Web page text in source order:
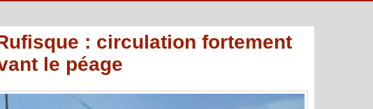
: circulation fortement
le péage